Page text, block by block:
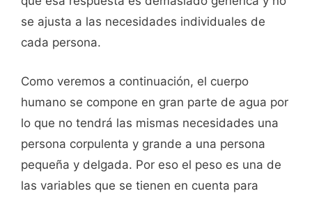
se ajusta a las necesidades individuales de
cada persona.
Como veremos a continuación, el cuerpo
humano se compone en gran parte de agua por
lo que no tendrá las mismas necesidades una
persona corpulenta y grande a una persona
pequeña y delgada. Por eso el peso es una de
las variables que se tienen en cuenta para